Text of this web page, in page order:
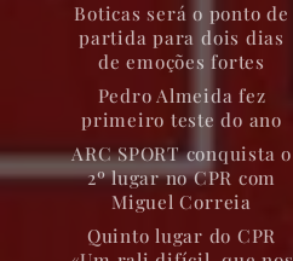
Boticas será o ponto de
partida para dois dias
de emoções fortes
Pedro Almeida fez
primeiro teste do ano
ARC SPORT conquista o
2º lugar no CPR com
Miguel Correia
Quinto lugar do CPR